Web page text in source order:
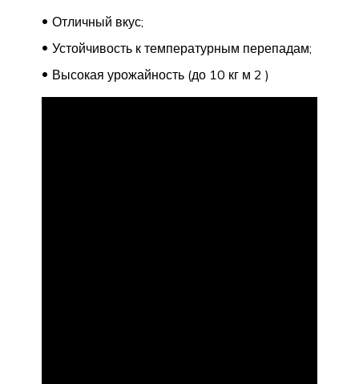
Отличный вкус;
Устойчивость к температурным перепадам;
Высокая урожайность (до 10 кг м 2 )